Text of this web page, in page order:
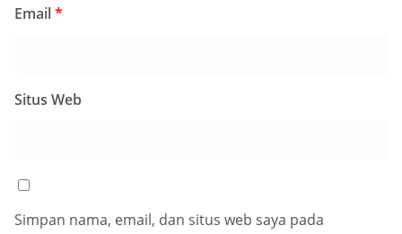
Email*
Situs Web
Simpan nama, email, dan situs web saya pada